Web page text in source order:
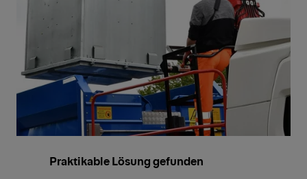
Praktikable Lösung gefunden